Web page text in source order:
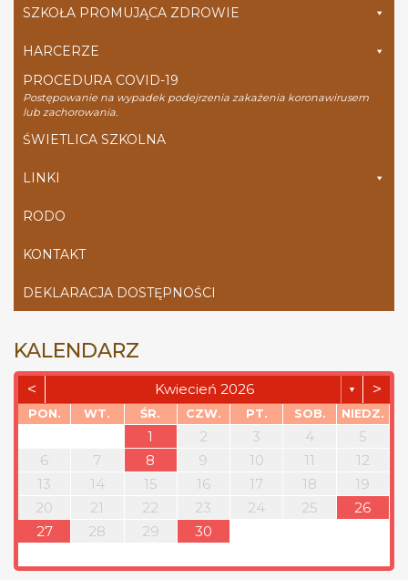
SZKOŁA PROMUJĄCA ZDROWIE
HARCERZE
PROCEDURA COVID-19
Postępowanie na wypadek podejrzenia zakażenia koronawirusem
lub zachorowania.
ŚWIETLICA SZKOLNA
LINKI
RODO
KONTAKT
DEKLARACJA DOSTĘPNOŚCI
KALENDARZ
< Kwiecień 2026 ▼ >
PON. WT. ŚR. CZW. PT. SOB. NIEDZ.
1 2 3 4
5
6
7 8 9 10 11
12
13
14 15 16 17 18
19
20
21 22 23 24 25
26
27
28 29 30